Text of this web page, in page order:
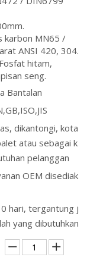
karbon MN65 /
ANSI 420, 304.
hitam,
seng.
Bantalan
dikantongi, kota
atau sebagai k
pelanggan
OEM disediak
hari, tergantung j
yang dibutuhkan